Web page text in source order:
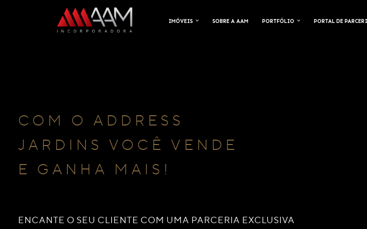
IMÓVEIS SOBRE A AAM PORTFÓLIO PORTAL DE
COM O ADDRESS
JARDINS VOCÊ VENDE
E GANHA MAIS!
ENCANTE O SEU CLIENTE COM UMA PARCERIA EXCLUSIVA